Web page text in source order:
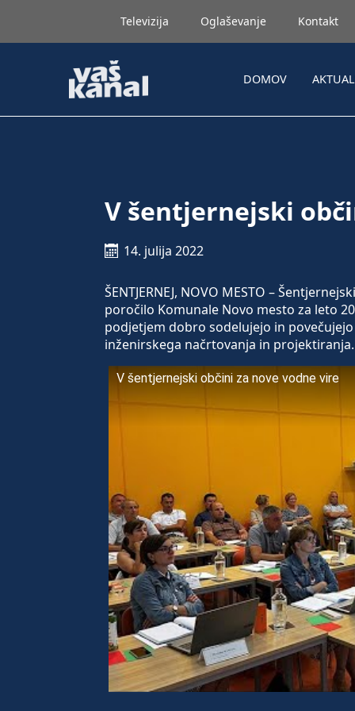
Televizija Oglaševanje Kontakt
DOMOV
V šentjernejski
14. julija 2022
ŠENTJERNEJ, NOVO MESTO –
poročilo Komunale Novo mesto za leto
podjetjem dobro sodelujejo in
inženirskega načrtovanja in
V šentjernejski občini za nove vodne vire